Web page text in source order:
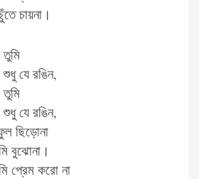
চায়না।
তুমি
যে রঙিন,
তুমি
যে রঙিন,
ছিড়োনা
বুঝোনা।
প্রেম করো না